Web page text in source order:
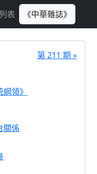
表 《中華雜誌》
第 211 期 »
領》
關係